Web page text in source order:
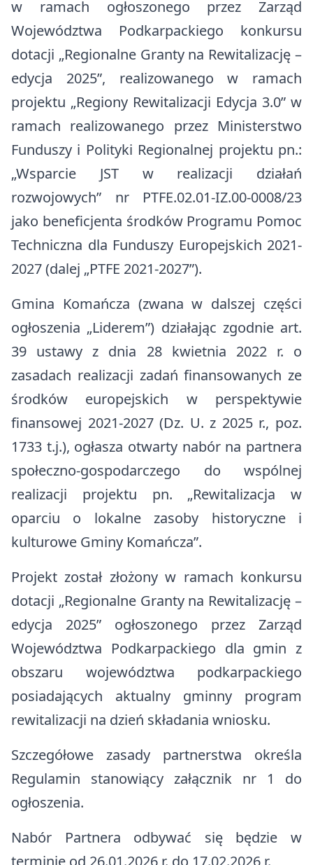
latach 2021- 2030
Europejski Fundusz Rolny na rzecz Rozwoju Obszarów Wiejskich
Organizacje pozarządowe
Strategia Rozwoju Ponadlokalnego dla Partnerstwa Turystyczne
Bieszczady na lata 2025-2030
Komunikacja i transport
Ważne dane, telefony i adresy
Konta bankowe
Tablica informacyjna
Ostrzeżenia meteorologiczne
Bezpieczeństwo
Cmentarze Komunalne Gminy Komańcza
w ramach ogłoszonego przez Zarząd
Województwa Podkarpackiego konkursu
dotacji „Regionalne Granty na Rewitalizację –
edycja 2025”, realizowanego w ramach
projektu „Regiony Rewitalizacji Edycja 3.0” w
ramach realizowanego przez Ministerstwo
Funduszy i Polityki Regionalnej projektu pn.:
„Wsparcie JST w realizacji działań
rozwojowych” nr PTFE.02.01-IZ.00-0008/23
jako beneficjenta środków Programu Pomoc
Techniczna dla Funduszy Europejskich 2021-
2027 (dalej „PTFE 2021-2027”).
Gmina Komańcza (zwana w dalszej części
ogłoszenia „Liderem”) działając zgodnie art.
39 ustawy z dnia 28 kwietnia 2022 r. o
zasadach realizacji zadań finansowanych ze
środków europejskich w perspektywie
finansowej 2021-2027 (Dz. U. z 2025 r., poz.
1733 t.j.), ogłasza otwarty nabór na partnera
społeczno-gospodarczego do wspólnej
realizacji projektu pn. „Rewitalizacja w
oparciu o lokalne zasoby historyczne i
kulturowe Gminy Komańcza”.
Projekt został złożony w ramach konkursu
dotacji „Regionalne Granty na Rewitalizację –
edycja 2025” ogłoszonego przez Zarząd
Województwa Podkarpackiego dla gmin z
obszaru województwa podkarpackiego
posiadających aktualny gminny program
rewitalizacji na dzień składania wniosku.
Szczegółowe zasady partnerstwa określa
Regulamin stanowiący załącznik nr 1 do
ogłoszenia.
Nabór Partnera odbywać się będzie w
terminie od 26.01.2026 r. do 17.02.2026 r.